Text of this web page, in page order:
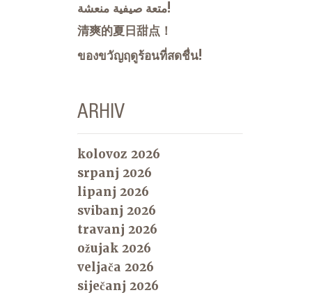
متعة صيفية منعشة!
清爽的夏日甜点！
ของขวัญฤดูร้อนที่สดชื่น!
ARHIV
kolovoz 2026
srpanj 2026
lipanj 2026
svibanj 2026
travanj 2026
ožujak 2026
veljača 2026
siječanj 2026